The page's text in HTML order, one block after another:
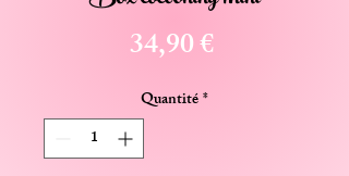
34,90 €Prix
Quantité*